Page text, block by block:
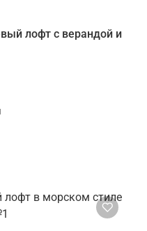
лофт с верандой и